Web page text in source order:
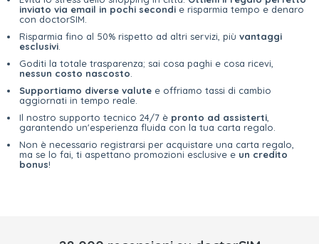
inviato via email in pochi secondi e risparmia tempo e denaro
con doctorSIM.
Risparmia fino al 50% rispetto ad altri servizi, più vantaggi
esclusivi
Goditi la totale trasparenza; sai cosa paghi e cosa ricevi,
nessun costo nascosto
Supportiamo diverse valute e offriamo tassi di cambio
aggiornati in tempo reale.
Il nostro supporto tecnico 24/7 è pronto ad assisterti
garantendo un'esperienza fluida con la tua carta regalo.
Non è necessario registrarsi per acquistare una carta regalo,
ma se lo fai, ti aspettano promozioni esclusive e un credito
bonus!